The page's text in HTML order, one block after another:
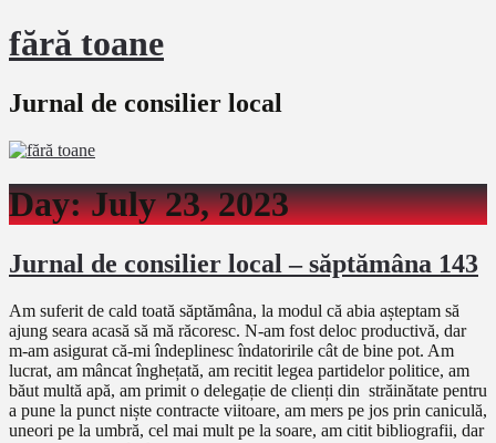
fără toane
Jurnal de consilier local
Day:July 23, 2023
Jurnal de consilier local – săptămâna 143
Am suferit de cald toată săptămâna, la modul că abia așteptam să
ajung seara acasă să mă răcoresc. N-am fost deloc productivă, dar
m-am asigurat că-mi îndeplinesc îndatoririle cât de bine pot. Am
lucrat, am mâncat înghețată, am recitit legea partidelor politice, am
băut multă apă, am primit o delegație de clienți din străinătate pentru
a pune la punct niște contracte viitoare, am mers pe jos prin caniculă,
uneori pe la umbră, cel mai mult pe la soare, am citit bibliografii, dar